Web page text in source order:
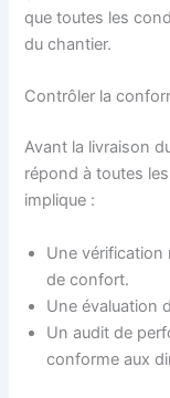
que toutes les
du chantier.
Contrôler la
Avant la livraison
répond à toutes
implique :
Une vérification
de confort.
Une évaluation
Un audit de
conforme aux